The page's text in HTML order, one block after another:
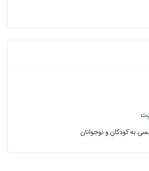
به کودکان و نوجوانان